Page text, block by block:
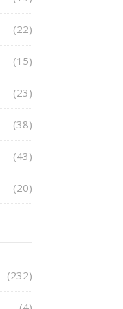
(22)
(15)
(23)
(38)
(43)
(20)
(232)